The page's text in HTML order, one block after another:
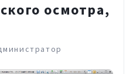
осмотра,